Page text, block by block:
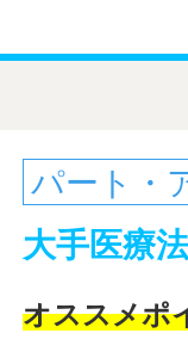
パート・
大手医療
オススメポ